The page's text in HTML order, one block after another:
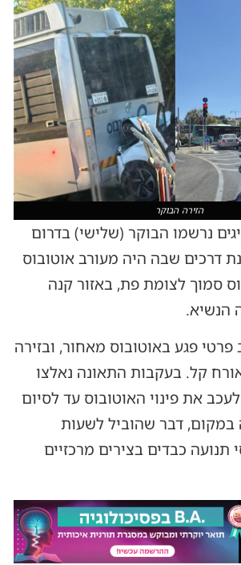
הזירה הבוקר
נרשמו הבוקר (שלישי) בדרום
דרכים שבה היה מעורב אוטובוס
סמוך לצומת פת, באזור קנה
הנשיא.
פגע באוטובוס מאחור, ובזירה
קל. בעקבות התאונה נאלצו
את פינוי האוטובוס עד לסיום
במקום, דבר שהוביל לשעות
תנועה כבדים בצירים מרכזיים